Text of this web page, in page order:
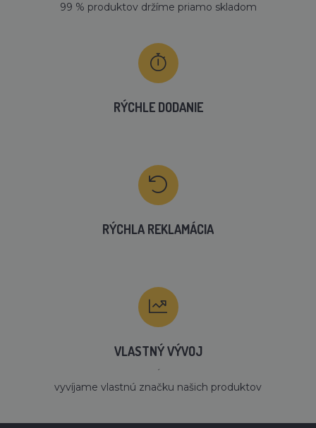
99 % produktov držíme priamo skladom
RÝCHLE DODANIE
RÝCHLA REKLAMÁCIA
VLASTNÝ VÝVOJ
´
vyvíjame vlastnú značku našich produktov